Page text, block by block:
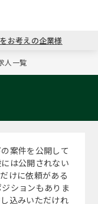
コンサ
キャリ
“展”職
MBAの
MBAキ
日本か
パワー
英文レ
お考えの企業様
人一覧
案件を公開して
は公開されない
けに依頼がある
ションもありま
込みいただけれ